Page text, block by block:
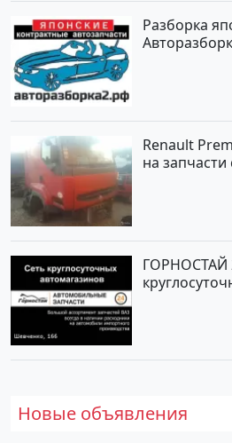
Разборка
Renault
на запчасти
ГОРНОСТАЙ
Новые объявления